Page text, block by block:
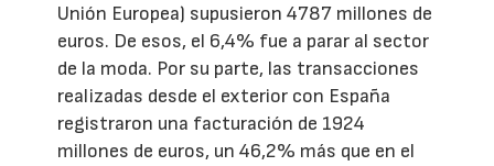
Unión Europea) supusieron 4787 millones de
euros. De esos, el 6,4% fue a parar al sector
de la moda. Por su parte, las transacciones
realizadas desde el exterior con España
registraron una facturación de 1924
millones de euros, un 46,2% más que en el